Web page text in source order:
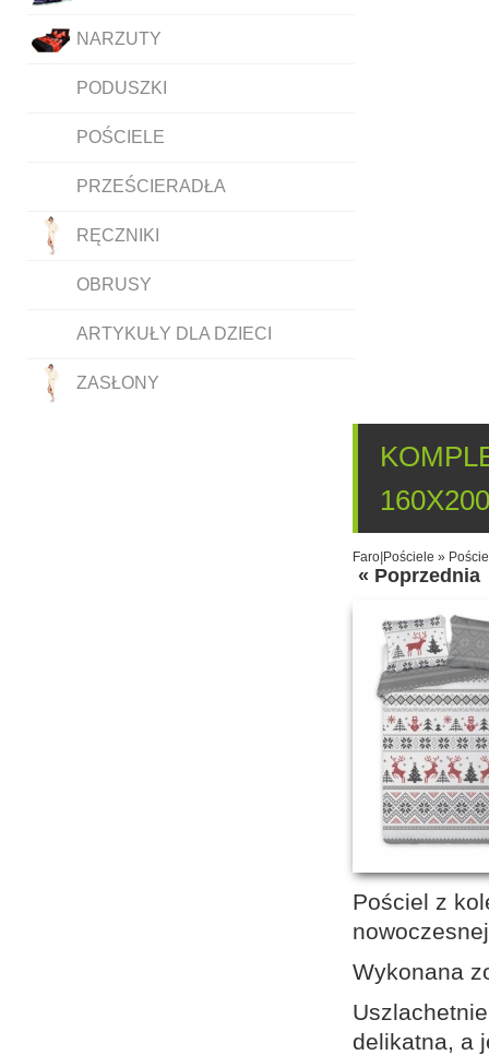
NARZUTY
PODUSZKI
POŚCIELE
PRZEŚCIERADŁA
RĘCZNIKI
OBRUSY
ARTYKUŁY DLA DZIECI
ZASŁONY
160X200
Faro| Pościele »
« Poprzednia
Pościel z
Wykonana
delikatna, a